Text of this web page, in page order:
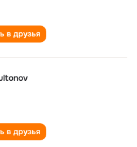
в друзья
в друзья